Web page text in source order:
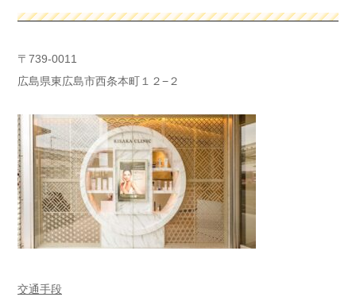
〒739-0011
広島県東広島市西条本町１２−２
交通手段